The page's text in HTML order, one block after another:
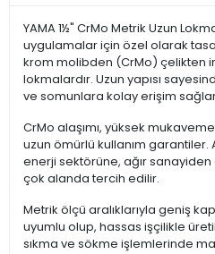
YAMA 1½" CrMo Metrik Uzun
uygulamalar için özel olarak
krom molibden (CrMo) çelikten
lokmalardır. Uzun yapısı
ve somunlara kolay erişim
CrMo alaşımı, yüksek
uzun ömürlü kullanım garantiler.
enerji sektörüne, ağır
çok alanda tercih edilir.
Metrik ölçü aralıklarıyla geniş
uyumlu olup, hassas işçilikle
sıkma ve sökme işlemlerinde